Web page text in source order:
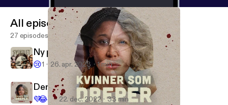
All episodes
27 episodes
Ny podkast: Svindlet
😢1 26. apr. 2023 1 min
Den perfekte stormen
💜😂 22. dec. 2022 33 min